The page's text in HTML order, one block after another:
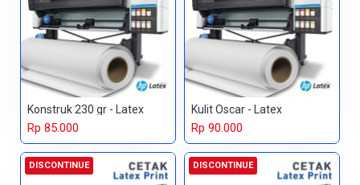
Konstruk 230 gr - Latex
Rp 85.000
Kulit Oscar - Latex
Rp 90.000
DISCONTINUE DISCONTINUE